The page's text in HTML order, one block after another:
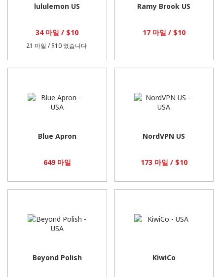
lululemon US
34 마일 / $10
21 마일 / $10 였습니다
Ramy Brook US
17 마일 / $10
Blue Apron
649 마일
NordVPN US
173 마일 / $10
Beyond Polish KiwiCo